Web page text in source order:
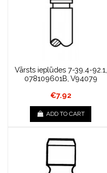
Vārsts ieplūdes 7-39.4-92.1,
078109601B, V94079
€7.92
ADD TO CART